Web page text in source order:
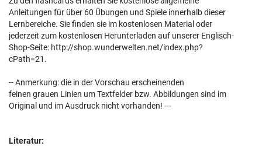
Anleitungen für über 60 Übungen und Spiele innerhalb dieser
Lernbereiche. Sie finden sie im kostenlosen Material oder
jederzeit zum kostenlosen Herunterladen auf unserer Englisch-
Shop-Seite: http://shop.wunderwelten.net/index.php?
cPath=21.
-- Anmerkung: die in der Vorschau erscheinenden
feinen grauen Linien um Textfelder bzw. Abbildungen sind im
Original und im Ausdruck nicht vorhanden! ---
Literatur: